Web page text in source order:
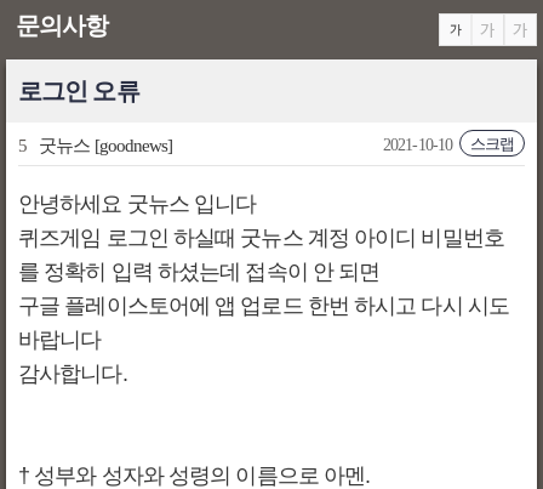
문의사항
로그인 오류
5 굿뉴스 [goodnews] 스크랩
2021-10-10
안녕하세요 굿뉴스 입니다
퀴즈게임 로그인 하실때 굿뉴스 계정 아이디 비밀번호
를 정확히 입력 하셨는데 접속이 안 되면
구글 플레이스토어에 앱 업로드 한번 하시고 다시 시도
바랍니다
감사합니다.
† 성부와 성자와 성령의 이름으로 아멘.